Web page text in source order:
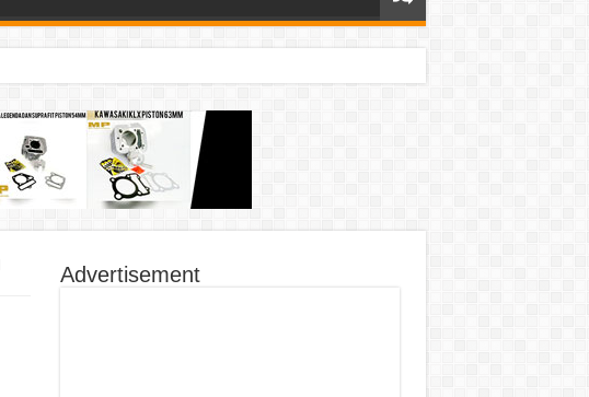
Advertisement